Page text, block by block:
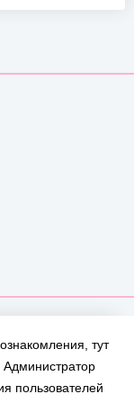
тут
Администратор
пользователей